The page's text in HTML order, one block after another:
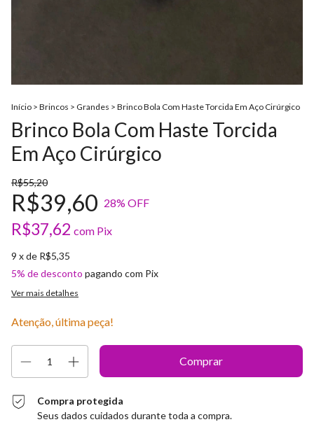
Início > Brincos > Grandes > Brinco Bola Com Haste Torcida Em Aço Cirúrgico
Brinco Bola Com Haste Torcida
Em Aço Cirúrgico
R$55,20
R$39,60 28% OFF
R$37,62 com Pix
9 x de R$5,35
5% de desconto pagando com Pix
Ver mais detalhes
Atenção, última peça!
Compra protegida
Seus dados cuidados durante toda a compra.